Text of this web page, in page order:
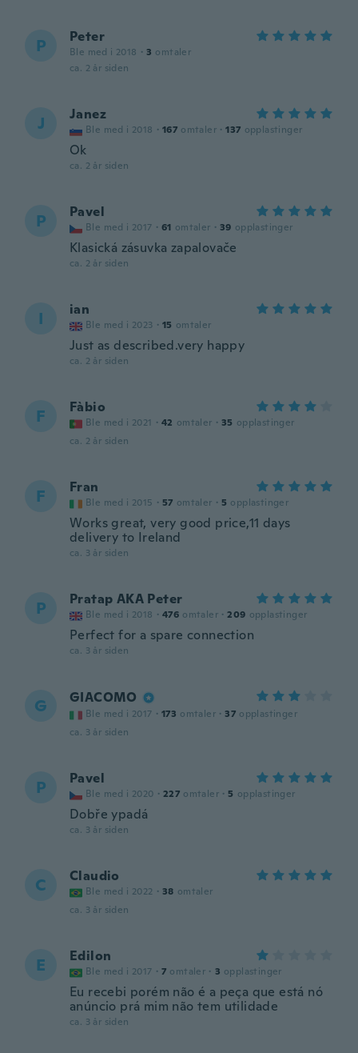
P Peter
Ble med i 2018 · 3 omtaler
ca. 2 år siden
J Janez
Ble med i 2018 · 167 omtaler · 137 opplastinger
Ok
ca. 2 år siden
P Pavel
Ble med i 2017 · 61 omtaler · 39 opplastinger
Klasická zásuvka zapalovače
ca. 2 år siden
I ian
Ble med i 2023 · 15 omtaler
Just as described.very happy
ca. 2 år siden
F Fàbio
Ble med i 2021 · 42 omtaler · 35 opplastinger
ca. 2 år siden
F Fran
Ble med i 2015 · 57 omtaler · 5 opplastinger
Works great, very good price,11 days
delivery to Ireland
ca. 3 år siden
P Pratap AKA Peter
Ble med i 2018 · 476 omtaler · 209 opplastinger
Perfect for a spare connection
ca. 3 år siden
G GIACOMO
Ble med i 2017 · 173 omtaler · 37 opplastinger
ca. 3 år siden
P Pavel
Ble med i 2020 · 227 omtaler · 5 opplastinger
Dobře ypadá
ca. 3 år siden
C Claudio
Ble med i 2022 · 38 omtaler
ca. 3 år siden
E Edilon
Ble med i 2017 · 7 omtaler · 3 opplastinger
Eu recebi porém não é a peça que está nó
anúncio prá mim não tem utilidade
ca. 3 år siden